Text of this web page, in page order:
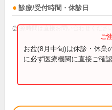
診療/受付時間・休診日
(診療時間は直接お問い合わせください
お盆(8月中旬)は休診・休業
に必ず医療機関に直接ご確認